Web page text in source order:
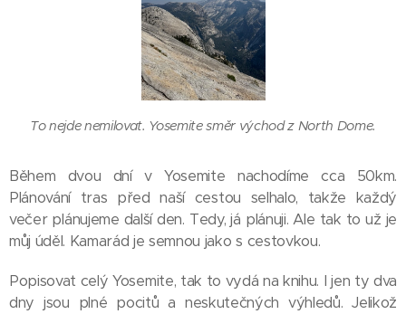
To nejde nemilovat. Yosemite směr východ z North Dome.
Během dvou dní v Yosemite nachodíme cca 50km.
Plánování tras před naší cestou selhalo, takže každý
večer plánujeme další den. Tedy, já plánuji. Ale tak to už je
můj úděl. Kamarád je semnou jako s cestovkou.
Popisovat celý Yosemite, tak to vydá na knihu. I jen ty dva
dny jsou plné pocitů a neskutečných výhledů. Jelikož